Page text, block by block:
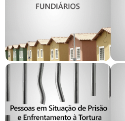
GT Moradia e
Conflitos
Fundiários